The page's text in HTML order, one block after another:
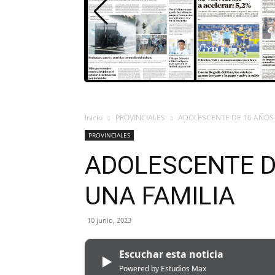
Inicio PROVINCIALES ADOLESCENTE DE 16
PROVINCIALES
ADOLESCENTE
UNA FAMILIA
10 junio, 2023
▶ Escuchar esta noticia
Powered by Estudios Max